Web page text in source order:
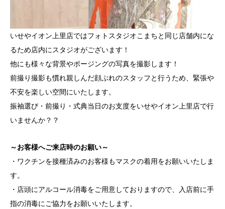
いせやイオン上里店ではフォトスタジオこまちと同じ店舗内にな
るため店内にスタジオがございます！
他にも様々な背景やポージングの写真を撮影します！
前撮り撮影も慣れ親しんだ顔ぶれのスタッフと行うため、緊張や
不安を楽しい空間にいたします。
振袖選び・前撮り・式典当日のお支度をいせやイオン上里店で行
いませんか？？
～お客様へご来店時のお願い～
・ワクチンを接種済みのお客様もマスクの着用をお願いいたしま
す。
・店頭にアルコール消毒をご用意しておりますので、入店前に手
指の消毒にご協力をお願いいたします。